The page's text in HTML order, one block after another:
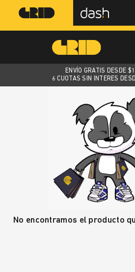
ENVÍO GRATIS DESDE $
6 CUOTAS SIN INTERES
No encontramos el producto